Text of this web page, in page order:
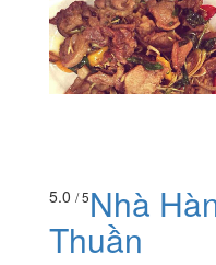
5.0 / 5Nhà
Thuần